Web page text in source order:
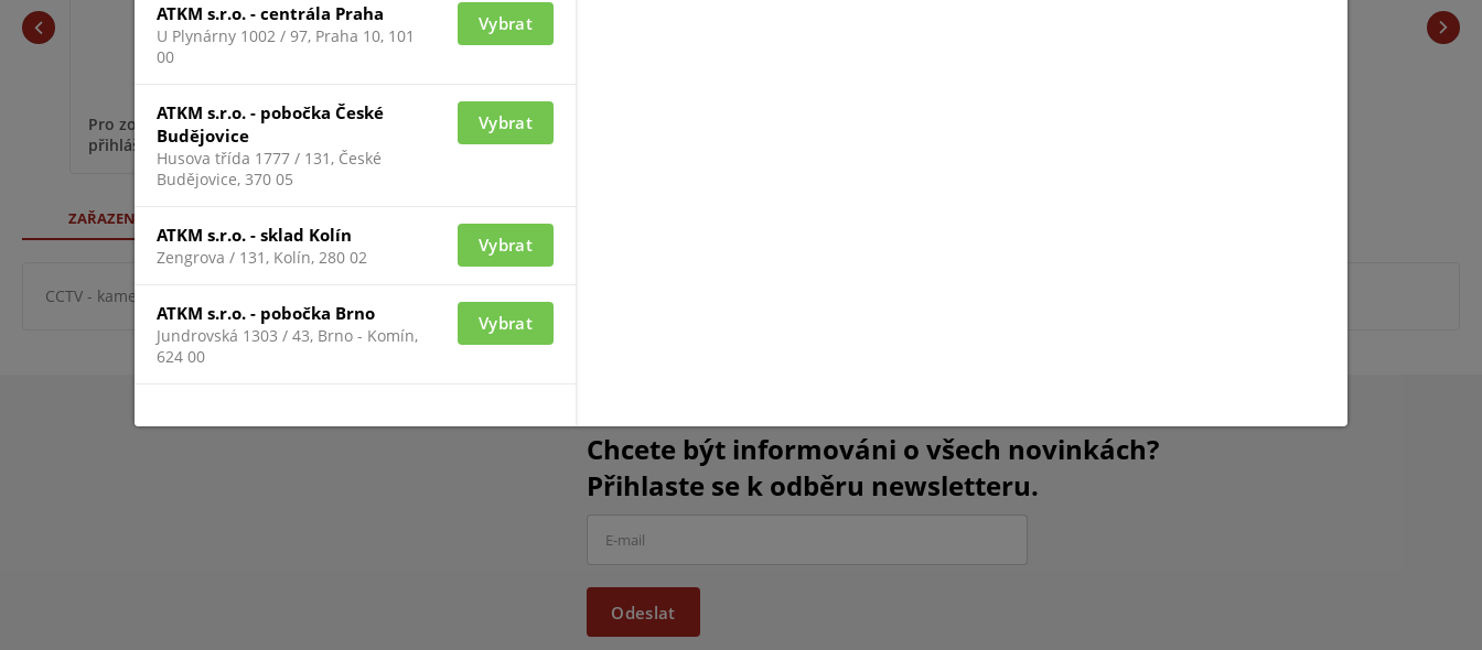
Pro zobrazení informací je nutné být
přihlášený
Pro zobrazení informací je nutné být
přihlášený
ZAŘAZENÍ ZBOŽÍ
CCTV - kamerové systémy
Chcete být informováni o všech novinkách?
Přihlaste se k odběru newsletteru.
Odeslat
ATKM s.r.o. - centrála Praha
U Plynárny 1002 / 97, Praha 10, 101
00
Vybrat
ATKM s.r.o. - pobočka České
Budějovice
Husova třída 1777 / 131, České
Budějovice, 370 05
Vybrat
ATKM s.r.o. - sklad Kolín
Zengrova / 131, Kolín, 280 02
Vybrat
ATKM s.r.o. - pobočka Brno
Jundrovská 1303 / 43, Brno - Komín,
624 00
Vybrat